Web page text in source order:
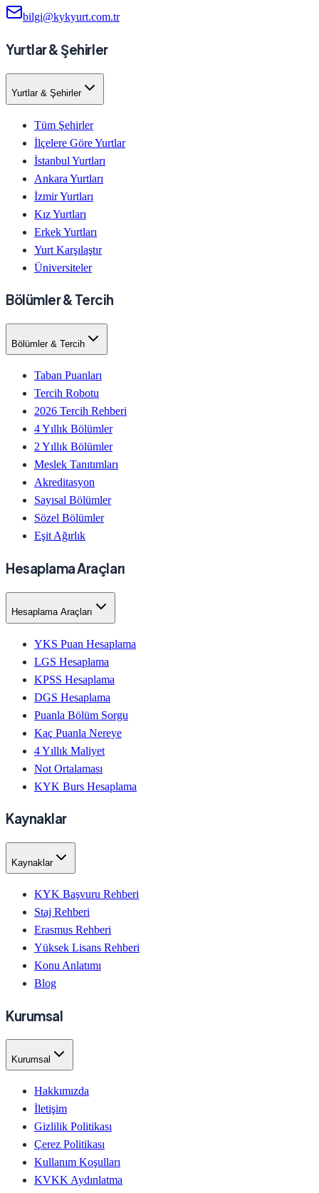
bilgi@kykyurt.com.tr
Yurtlar & Şehirler
Yurtlar & Şehirler
Tüm Şehirler
İlçelere Göre Yurtlar
İstanbul Yurtları
Ankara Yurtları
İzmir Yurtları
Kız Yurtları
Erkek Yurtları
Yurt Karşılaştır
Üniversiteler
Bölümler & Tercih
Bölümler & Tercih
Taban Puanları
Tercih Robotu
2026 Tercih Rehberi
4 Yıllık Bölümler
2 Yıllık Bölümler
Meslek Tanıtımları
Akreditasyon
Sayısal Bölümler
Sözel Bölümler
Eşit Ağırlık
Hesaplama Araçları
Hesaplama Araçları
YKS Puan Hesaplama
LGS Hesaplama
KPSS Hesaplama
DGS Hesaplama
Puanla Bölüm Sorgu
Kaç Puanla Nereye
4 Yıllık Maliyet
Not Ortalaması
KYK Burs Hesaplama
Kaynaklar
Kaynaklar
KYK Başvuru Rehberi
Staj Rehberi
Erasmus Rehberi
Yüksek Lisans Rehberi
Konu Anlatımı
Blog
Kurumsal
Kurumsal
Hakkımızda
İletişim
Gizlilik Politikası
Çerez Politikası
Kullanım Koşulları
KVKK Aydınlatma